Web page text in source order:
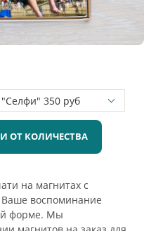
ОТ КОЛИЧЕСТВА
на магнитах с
Ваше воспоминание
форме. Мы